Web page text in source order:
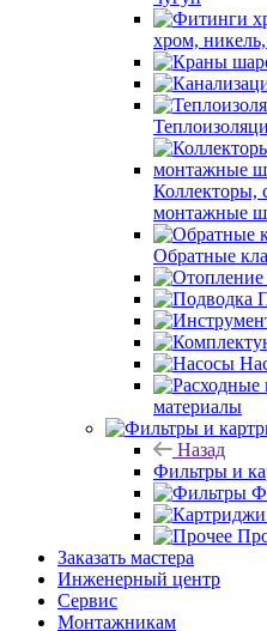
хром,
Коллекторы,
монтажные
Обратные
материалы
Назад
Фильтры и
Заказать мастера
Инженерный центр
Сервис
Монтажникам